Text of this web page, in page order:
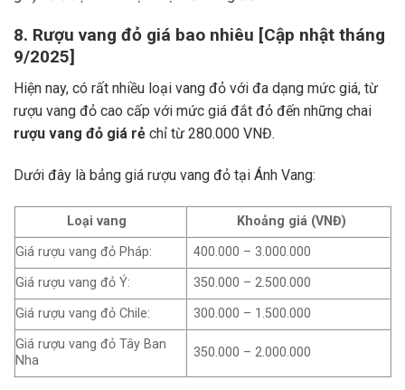
8. Rượu vang đỏ giá bao nhiêu [Cập nhật tháng
9/2025]
Hiện nay, có rất nhiều loại vang đỏ với đa dạng mức giá, từ
rượu vang đỏ cao cấp với mức giá đắt đỏ đến những chai
rượu vang đỏ giá rẻ chỉ từ 280.000 VNĐ.
Dưới đây là bảng giá rượu vang đỏ tại Ánh Vang:
Loại vang
Khoảng giá (VNĐ)
Giá rượu vang đỏ Pháp:
400.000 – 3.000.000
Giá rượu vang đỏ Ý:
350.000 – 2.500.000
Giá rượu vang đỏ Chile:
300.000 – 1.500.000
Giá rượu vang đỏ Tây Ban
Nha
350.000 – 2.000.000